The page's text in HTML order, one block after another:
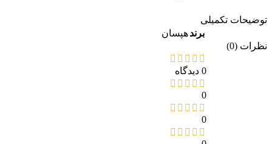
تکمیلی
هپسان
(0)